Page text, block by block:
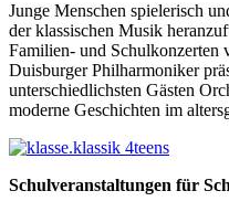
Junge Menschen spielerisch
der klassischen Musik
Familien- und Schulkonzerten
Duisburger Philharmoniker
unter­schied­lichsten Gästen
moderne Geschichten im
klasse.klassik
4teens
Schulveranstaltungen für